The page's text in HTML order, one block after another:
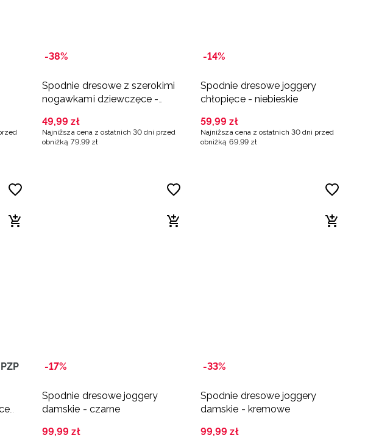
-38%
Spodnie dresowe z szerokimi
nogawkami dziewczęce -
49,99 zł
Najniższa cena z ostatnich 30 dni przed
obniżką 79,99 zł
-14%
Spodnie dresowe joggery
chłopięce - niebieskie
59,99 zł
Najniższa cena z ostatnich 30 dni przed
obniżką 69,99 zł
-17%
Spodnie dresowe joggery
damskie - czarne
99,99 zł
-33%
Spodnie dresowe joggery
damskie - kremowe
99,99 zł